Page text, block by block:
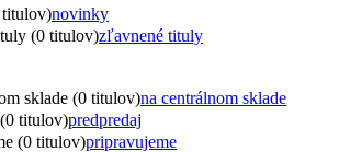
novinky
(0 titulov)zľavnené tituly
sklade (0 titulov)na centrálnom sklade
titulov)predpredaj
(0 titulov)pripravujeme